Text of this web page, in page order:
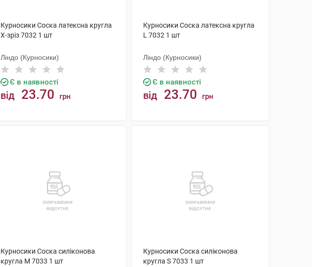
Курносики Соска латексна кругла
X-зріз 7032 1 шт
Ліндо (Курносики)
Є в наявності
від 23.70 грн
Курносики Соска латексна кругла
L 7032 1 шт
Ліндо (Курносики)
Є в наявності
від 23.70 грн
Курносики Соска силіконова
кругла M 7033 1 шт
Курносики Соска силіконова
кругла S 7033 1 шт